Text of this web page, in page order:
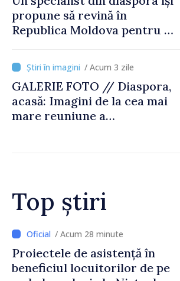
propune să revină în
Republica Moldova pentru a
registrului naval național
/ Acum 3 zile
GALERIE FOTO // Diaspora,
acasă: Imagini de la cea mai
mare reuniune a
Top știri
/ Acum 6 minute
Energocom a rezervat
necesarul de electricitate